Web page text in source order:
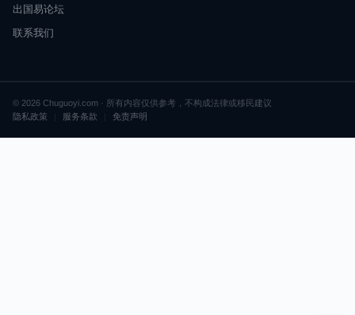
出国易论坛
联系我们
© 2026 Chuguoyi.com · 所有内容仅供参考，不构成法律或移民建议
隐私政策
服务条款 免责声明